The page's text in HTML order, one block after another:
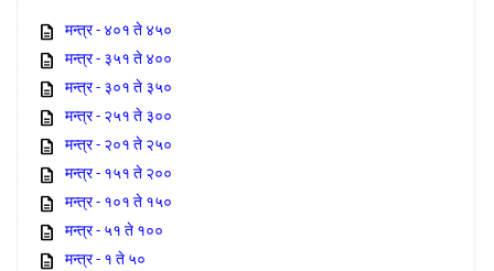
मन्त्र - ४०१ ते ४५०
मन्त्र - ३५१ ते ४००
मन्त्र - ३०१ ते ३५०
मन्त्र - २५१ ते ३००
मन्त्र - २०१ ते २५०
मन्त्र - १५१ ते २००
मन्त्र - १०१ ते १५०
मन्त्र - ५१ ते १००
मन्त्र - १ ते ५०